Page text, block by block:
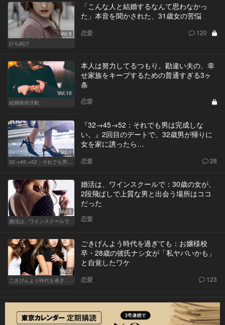
Vol.5
ひも結び
「こんな人と結婚するなんて思わなかっ
た」本音を聞かされた、31歳女の苦悩
恋愛 120
Vol.10
結婚維持活動
本人は努力してるつもり。勘違い夫の、幸
せ家族をキープするための普通すぎる3ヶ
条
恋愛
Vol.1
32→45→52：それでも男は完成しない。
『32→45→52：それでも男は完成しな
い。』2回目のデートで、32歳男が帰りに
女を家に誘ったら…
恋愛 28
Vol.1
婚活は、ワインスクールで
婚活は、ワインスクールで：30歳の女が、
2段飛ばしで上質な男と出会う場所はココ
だった
恋愛
Vol.1
ごきげんよう時代を過ぎても
ごきげんよう時代を過ぎても：お嬢様校
卒・28歳の彼氏ナシ女が「私ヤバいかも」
と自覚したワケ
恋愛 123